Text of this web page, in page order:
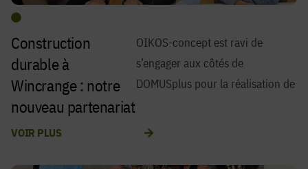
Construction
durable à
Wincrange : notre
nouveau partenariat
avec DOMUSplus
OIKOS-concept est ravi de
s’engager aux côtés de
DOMUSplus pour la réalisation de
ce projet situé dans la commune
VOIR PLUS